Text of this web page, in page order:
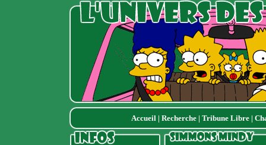
Accueil| Recherche| Tribune Libre |